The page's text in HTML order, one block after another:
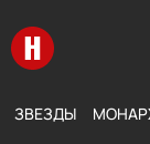
Перейти на
ЗВЕЗДЫ